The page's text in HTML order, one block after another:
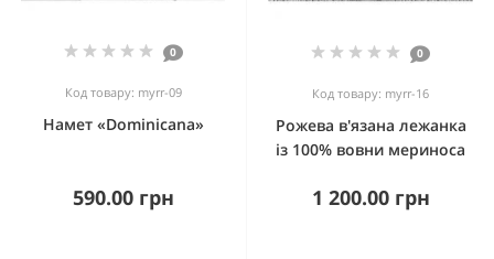
0
Код товару: myrr-09
Намет «Dominicana»
590.00 грн
0
Код товару: myrr-16
Рожева в'язана лежанка
із 100% вовни мериноса
1 200.00 грн